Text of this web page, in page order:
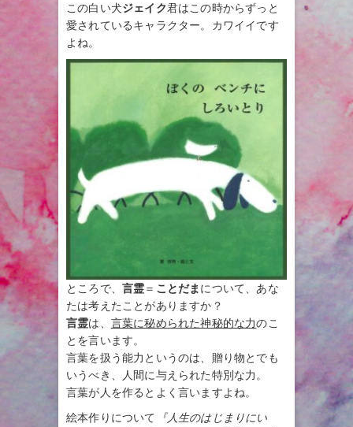
この白い犬ジェイク君はこの時からずっと
愛されているキャラクター。カワイイです
よね。
ところで、 言霊＝ ことだま について、あな
たは考えたことがありますか？
言霊は、 言葉に秘められた神秘的な力のこ
とを言います。
言葉を扱う能力というのは、贈り物とでも
いうべき、人間に与えられた特別な力。
言葉が人を作るとよく言いますよね。
絵本作りについて
『人生のはじまりにい